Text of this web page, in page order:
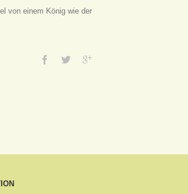
von einem König wie der